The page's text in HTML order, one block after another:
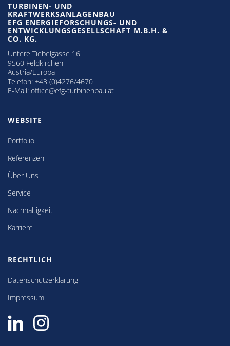
TURBINEN- UND
KRAFTWERKSANLAGENBAU
EFG ENERGIEFORSCHUNGS- UND
ENTWICKLUNGSGESELLSCHAFT M.B.H. &
CO. KG.
Untere Tiebelgasse 16
9560 Feldkirchen
Austria/Europa
Telefon: +43 (0)4276/4670
E-Mail: office@efg-turbinenbau.at
WEBSITE
Portfolio
Referenzen
Über Uns
Service
Nachhaltigkeit
Karriere
RECHTLICH
Datenschutzerklärung
Impressum